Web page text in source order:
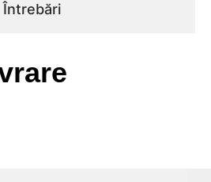
Întrebări